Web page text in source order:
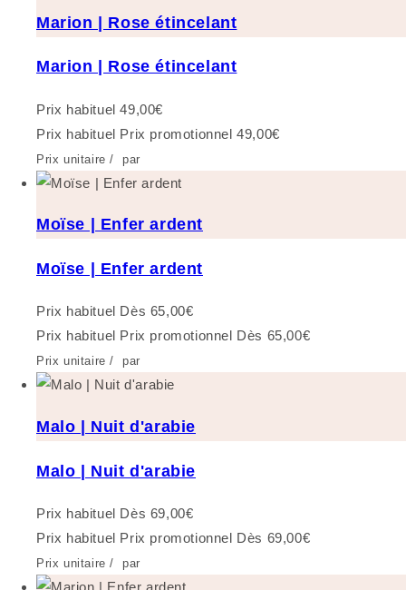
Marion | Rose étincelant
Marion | Rose étincelant
Prix habituel 49,00€
Prix habituel Prix promotionnel 49,00€
Prix unitaire / par
Moïse | Enfer ardent
Moïse | Enfer ardent
Prix habituel Dès 65,00€
Prix habituel Prix promotionnel Dès 65,00€
Prix unitaire / par
Malo | Nuit d'arabie
Malo | Nuit d'arabie
Prix habituel Dès 69,00€
Prix habituel Prix promotionnel Dès 69,00€
Prix unitaire / par